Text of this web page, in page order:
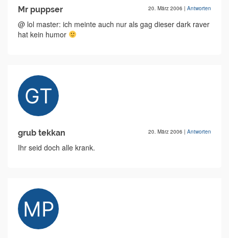
Mr puppser 20. März 2006 | Antworten
@ lol master: ich meinte auch nur als gag dieser dark raver
hat kein humor
grub tekkan 20. März 2006 | Antworten
Ihr seid doch alle krank.